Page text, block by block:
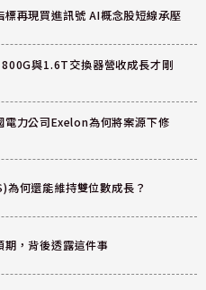
再現買進訊號 AI概念股短線承壓
與1.6T交換器營收成長才剛
電力公司Exelon為何將案源下修
何還能維持雙位數成長？
，背後透露這件事